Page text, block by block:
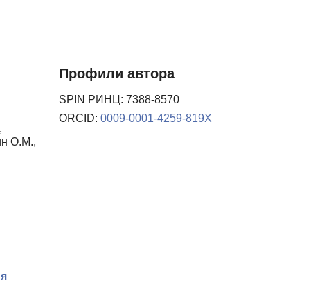
О.М.,
Профили автора
SPIN РИНЦ: 7388-8570
ORCID: 0009-0001-4259-819X